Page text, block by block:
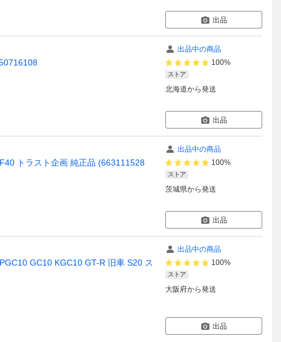
出品
出品中の商品
100%
ストア
北海道から発送
出品
トラスト企画 純正品 (663111528
出品中の商品
100%
ストア
茨城県から発送
出品
GC10 KGC10 GT-R 旧車 S20 ス
出品中の商品
100%
ストア
大阪府から発送
出品